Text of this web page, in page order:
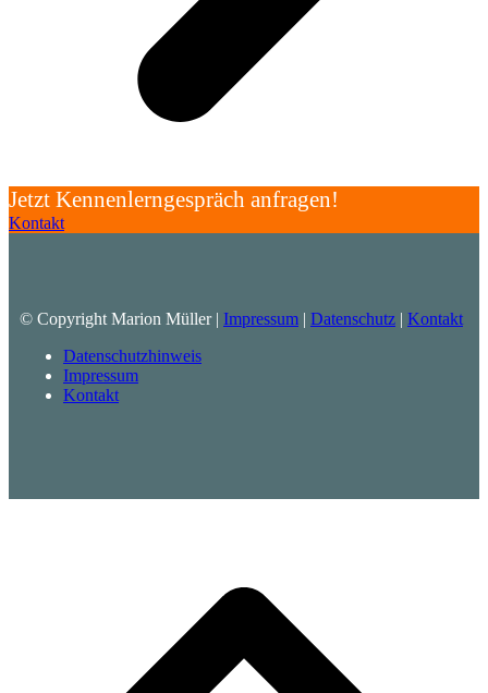
Jetzt Kennenlerngespräch anfragen!
Kontakt
© Copyright Marion Müller | Impressum | Datenschutz | Kontakt
Datenschutzhinweis
Impressum
Kontakt